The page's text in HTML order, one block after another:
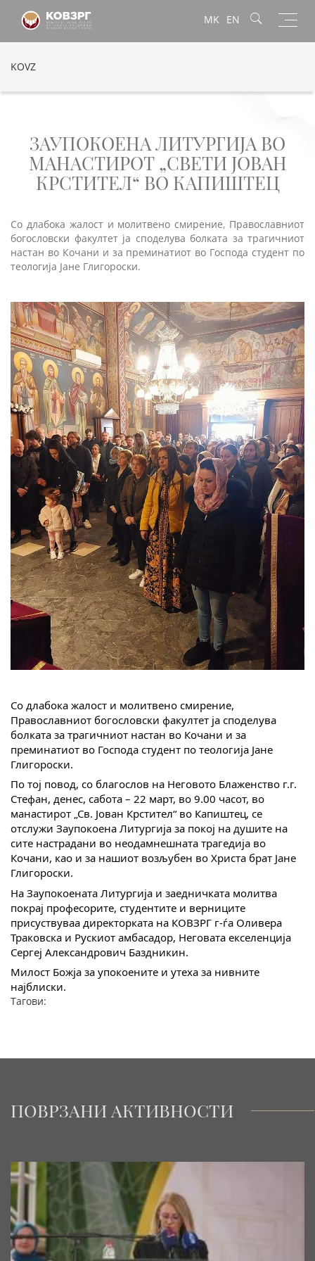
MK EN
KOVZ
ЗАУПОКОЕНА ЛИТУРГИЈА ВО
МАНАСТИРОТ „СВЕТИ ЈОВАН
КРСТИТЕЛ“ ВО КАПИШТЕЦ
Со длабока жалост и молитвено смирение, Православниот
богословски факултет ја споделува болката за трагичниот
настан во Кочани и за преминатиот во Господа студент по
теологија Јане Глигороски.
Со длабока жалост и молитвено смирение,
Православниот богословски факултет ја споделува
болката за трагичниот настан во Кочани и за
преминатиот во Господа студент по теологија Јане
Глигороски.
По тој повод, со благослов на Неговото Блаженство г.г.
Стефан, денес, сабота – 22 март, во 9.00 часот, во
манастирот „Св. Јован Крстител“ во Капиштец, се
отслужи Заупокоена Литургија за покој на душите на
сите настрадани во неодамнешната трагедија во
Кочани, као и за нашиот возљубен во Христа брат Јане
Глигороски.
На Заупокоената Литургија и заедничката молитва
покрај професорите, студентите и верниците
присуствуваа директорката на КОВЗРГ г-ѓа Оливера
Траковска и Рускиот амбасадор, Неговата екселенција
Сергеј Александрович Баздникин.
Милост Божја за упокоените и утеха за нивните
најблиски.
Тагови:
ПОВРЗАНИ АКТИВНОСТИ